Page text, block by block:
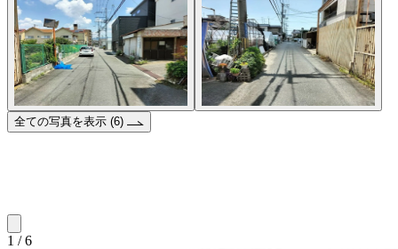
全ての写真を表示 (6)
1 / 6